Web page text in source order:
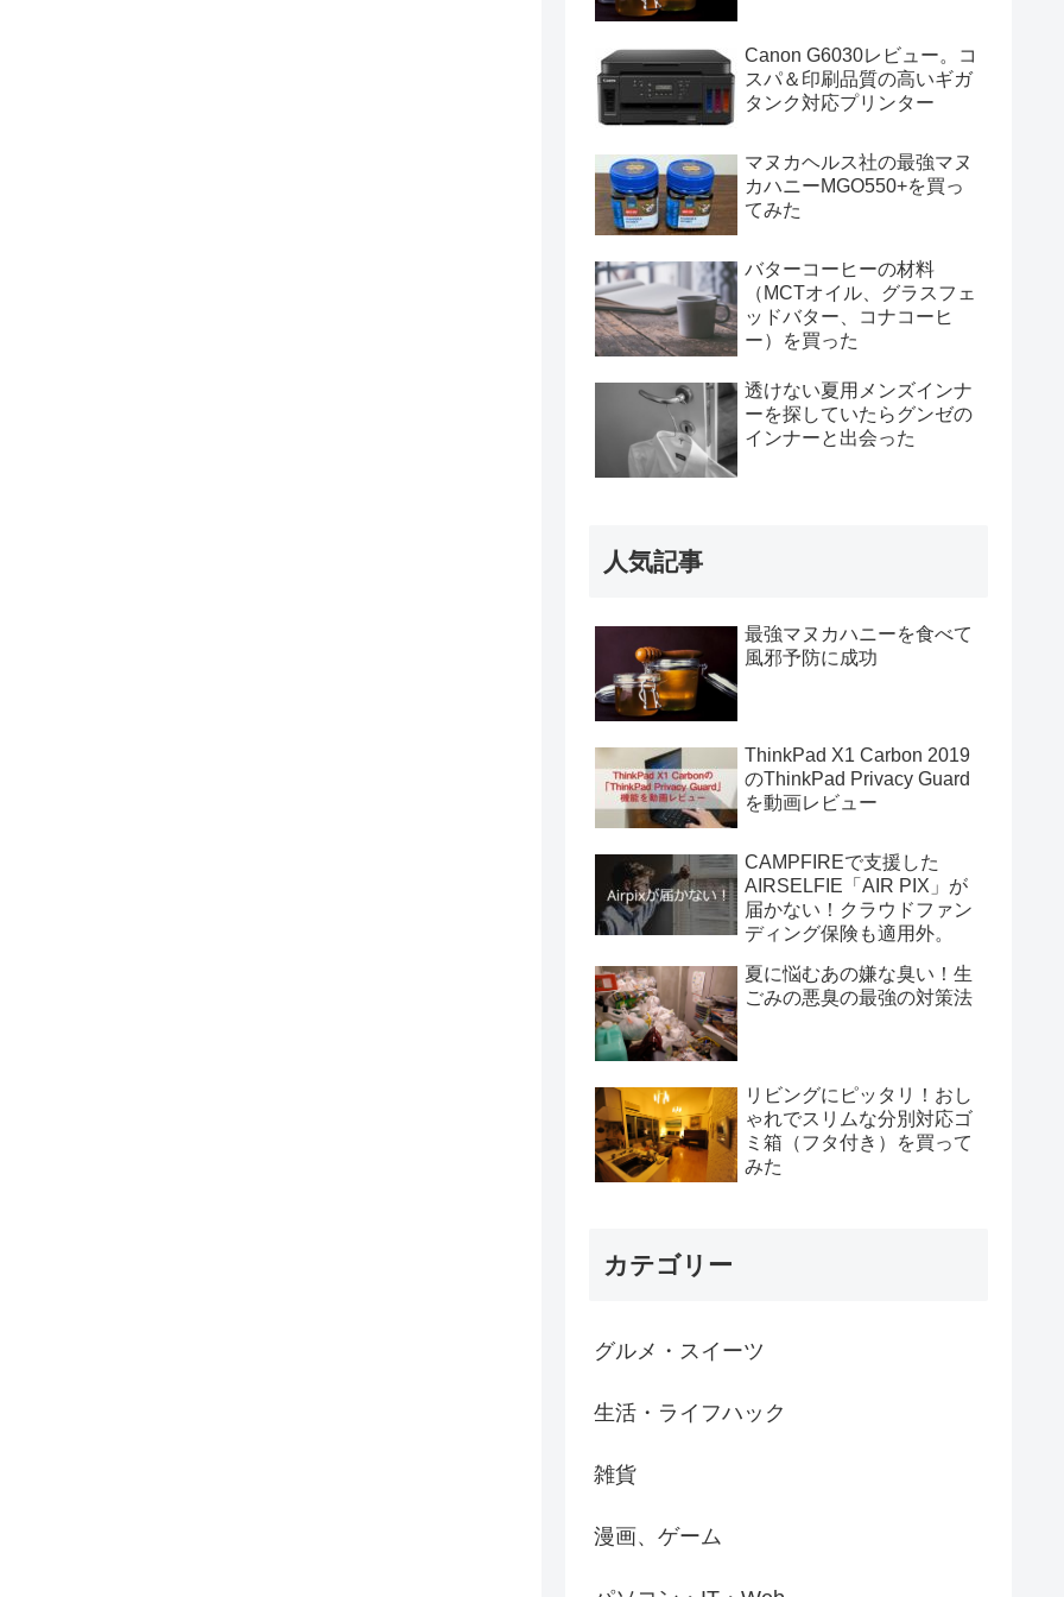
Canon G6030レビュー。コ
スパ＆印刷品質の高いギガ
タンク対応プリンター
マヌカヘルス社の最強マヌ
カハニーMGO550+を買っ
てみた
バターコーヒーの材料
（MCTオイル、グラスフェ
ッドバター、コナコーヒ
ー）を買った
透けない夏用メンズインナ
ーを探していたらグンゼの
インナーと出会った
人気記事
最強マヌカハニーを食べて
風邪予防に成功
ThinkPad X1 Carbon 2019
のThinkPad Privacy Guard
を動画レビュー
CAMPFIREで支援した
AIRSELFIE「AIR PIX」が
届かない！クラウドファン
ディング保険も適用外。
夏に悩むあの嫌な臭い！生
ごみの悪臭の最強の対策法
リビングにピッタリ！おし
ゃれでスリムな分別対応ゴ
ミ箱（フタ付き）を買って
みた
カテゴリー
グルメ・スイーツ
生活・ライフハック
雑貨
漫画、ゲーム